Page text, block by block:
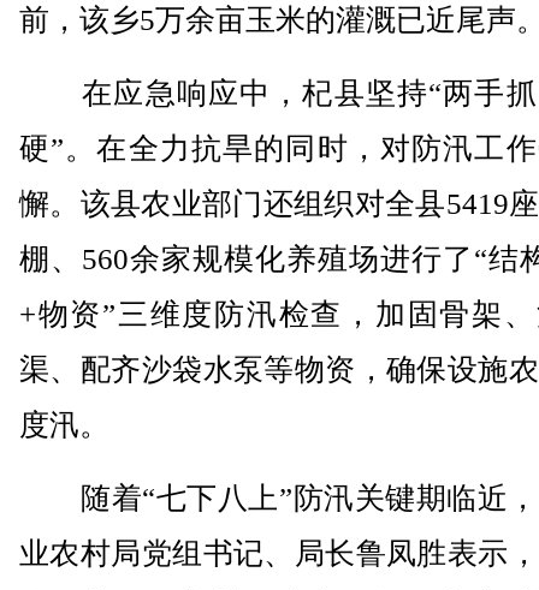
前，该乡5万余亩玉米的灌溉已近尾声
在应急响应中，杞县坚持“两手抓
硬”。在全力抗旱的同时，对防汛工
懈。该县农业部门还组织对全县5419
棚、560余家规模化养殖场进行了“结
+物资”三维度防汛检查，加固骨架
渠、配齐沙袋水泵等物资，确保设施
度汛。
随着“七下八上”防汛关键期临近
业农村局党组书记、局长鲁凤胜表示